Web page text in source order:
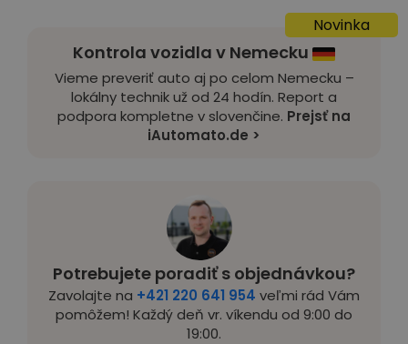
Potrebujete poradiť s objednávkou?
Zavolajte na +421 220 641 954 veľmi rád Vám
pomôžem! Každý deň vr. víkendu od 9:00 do
19:00.
Novinka
Kontrola vozidla v Nemecku
Vieme preveriť auto aj po celom Nemecku –
lokálny technik už od 24 hodín. Report a
podpora kompletne v slovenčine. Prejsť na
iAutomato.de >